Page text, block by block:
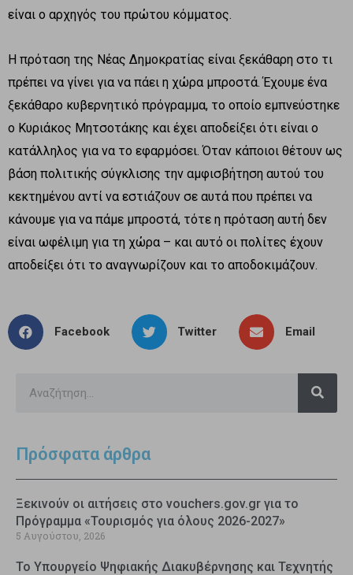
είναι ο αρχηγός του πρώτου κόμματος.
Η πρόταση της Νέας Δημοκρατίας είναι ξεκάθαρη στο τι
πρέπει να γίνει για να πάει η χώρα μπροστά. Έχουμε ένα
ξεκάθαρο κυβερνητικό πρόγραμμα, το οποίο εμπνεύστηκε
ο Κυριάκος Μητσοτάκης και έχει αποδείξει ότι είναι ο
κατάλληλος για να το εφαρμόσει. Όταν κάποιοι θέτουν ως
βάση πολιτικής σύγκλισης την αμφισβήτηση αυτού του
κεκτημένου αντί να εστιάζουν σε αυτά που πρέπει να
κάνουμε για να πάμε μπροστά, τότε η πρόταση αυτή δεν
είναι ωφέλιμη για τη χώρα – και αυτό οι πολίτες έχουν
αποδείξει ότι το αναγνωρίζουν και το αποδοκιμάζουν.
Facebook Twitter Email
Πρόσφατα άρθρα
Ξεκινούν οι αιτήσεις στο vouchers.gov.gr για το
Πρόγραμμα «Τουρισμός για όλους 2026-2027»
5 Αυγούστου, 2026
Το Υπουργείο Ψηφιακής Διακυβέρνησης και Τεχνητής